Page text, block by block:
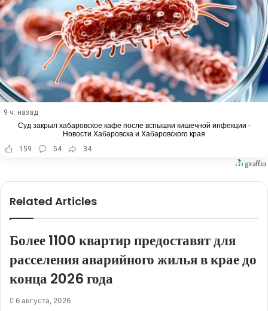
9 ч. назад
Суд закрыл хабаровское кафе после вспышки кишечной инфекции -
Новости Хабаровска и Хабаровского края
159
54 34
Related Articles
Более 1100 квартир предоставят для
расселения аварийного жилья в крае до
конца 2026 года
6 августа, 2026